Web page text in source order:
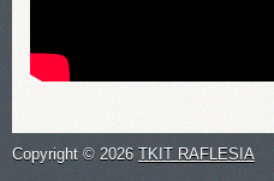
Copyright © 2026 TKIT RAFLESIA